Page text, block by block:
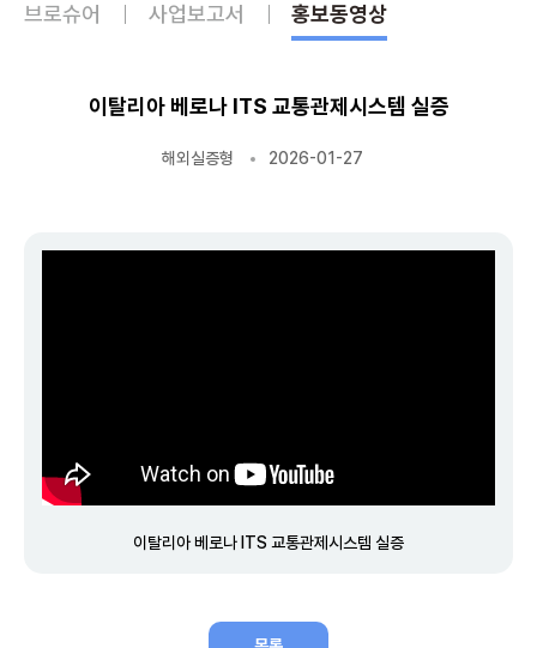
브로슈어 사업보고서 홍보동영상
이탈리아 베로나 ITS 교통관제시스템 실증
해외실증형 2026-01-27
이탈리아 베로나 ITS 교통관제시스템 실증